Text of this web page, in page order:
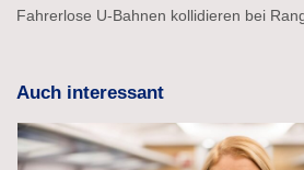
Fahrerlose U-Bahnen kollidieren bei
Auch interessant